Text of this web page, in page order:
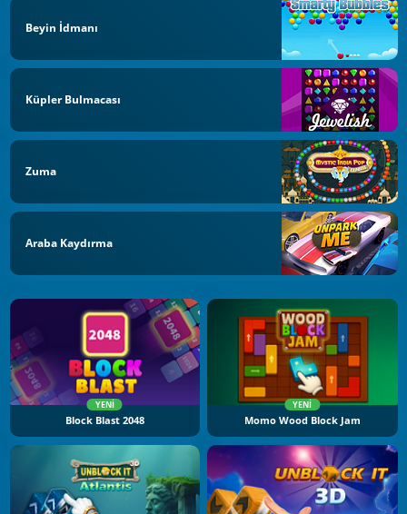
Beyin İdmanı
Küpler Bulmacası
Zuma
Araba Kaydırma
YENI
Block Blast 2048
YENI
Momo Wood Block Jam